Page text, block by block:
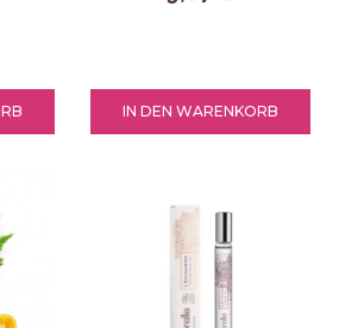
IN DEN WARENKORB